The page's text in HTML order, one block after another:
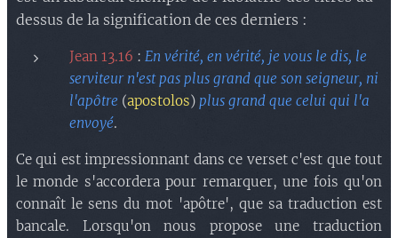
dessus de la signification de ces derniers :
Jean 13.16 : En vérité, en vérité, je vous le dis, le
serviteur n'est pas plus grand que son seigneur, ni
l'apôtre (apostolos) plus grand que celui qui l'a
envoyé.
Ce qui est impressionnant dans ce verset c'est que tout
le monde s'accordera pour remarquer, une fois qu'on
connaît le sens du mot 'apôtre', que sa traduction est
bancale. Lorsqu'on nous propose une traduction